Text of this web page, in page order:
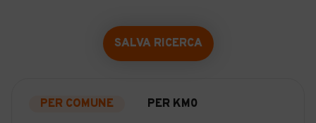
SALVA RICERCA
PER COMUNE PER KM0